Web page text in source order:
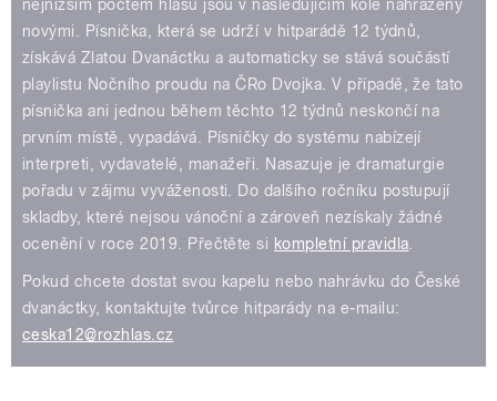
nejnižším počtem hlasů jsou v následujícím kole nahrazeny
novými. Písnička, která se udrží v hitparádě 12 týdnů,
získává Zlatou Dvanáctku a automaticky se stává součástí
playlistu Nočního proudu na ČRo Dvojka. V případě, že tato
písnička ani jednou během těchto 12 týdnů neskončí na
prvním místě, vypadává. Písničky do systému nabízejí
interpreti, vydavatelé, manažeři. Nasazuje je dramaturgie
pořadu v zájmu vyváženosti. Do dalšího ročníku postupují
skladby, které nejsou vánoční a zároveň nezískaly žádné
ocenění v roce 2019. Přečtěte si kompletní pravidla
Pokud chcete dostat svou kapelu nebo nahrávku do České
dvanáctky, kontaktujte tvůrce hitparády na e-mailu:
ceska12@rozhlas.cz